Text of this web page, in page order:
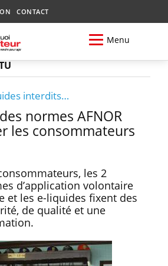
CONTACT
Menu
interdits…
normes AFNOR
les consommateurs
les 2
d’application volontaire
et les e-liquides fixent des
de qualité et une